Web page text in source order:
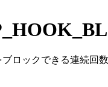
ロックできる連続回